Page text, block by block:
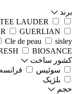
برند
LAUDER
GUERLIAN
Cle de peau
sisley
BIOSANCE
کشور ساخت
سوئیس
فرانسه
بلژیک
حجم